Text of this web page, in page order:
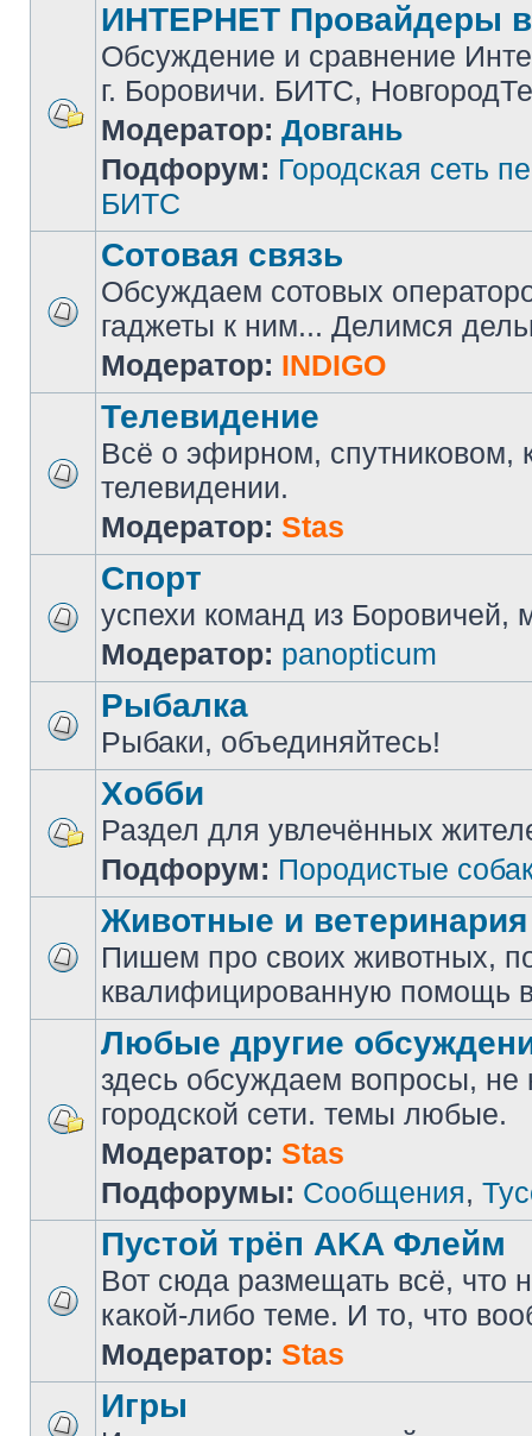
ИНТЕРНЕТ Провайдеры
Обсуждение и сравнение
г. Боровичи. БИТС,
Модератор: Довгань
Подфорум: Городская сеть
БИТС
Сотовая связь
Обсуждаем сотовых
гаджеты к ним... Делимся
Модератор: INDIGO
Телевидение
Всё о эфирном, спутниковом,
телевидении.
Модератор: Stas
Спорт
успехи команд из Боровичей,
Модератор: panopticum
Рыбалка
Рыбаки, объединяйтесь!
Хобби
Раздел для увлечённых
Подфорум: Породистые
Животные и ветеринария
Пишем про своих животных,
квалифицированную помощь
Любые другие
здесь обсуждаем вопросы,
городской сети. темы любые.
Модератор: Stas
Подфорумы: Сообщения,
Пустой трёп AKA Флейм
Вот сюда размещать всё, что
какой-либо теме. И то, что
Модератор: Stas
Игры